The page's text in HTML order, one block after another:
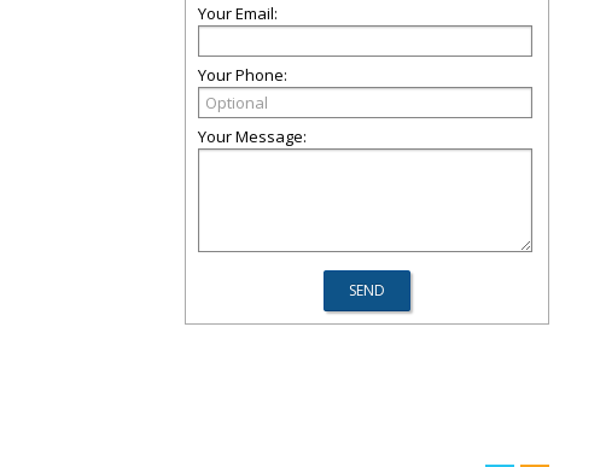
Your Email:
Your Phone:
Your Message: